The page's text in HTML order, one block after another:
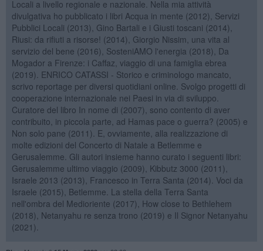
Locali a livello regionale e nazionale. Nella mia attività
divulgativa ho pubblicato i libri Acqua in mente (2012), Servizi
Pubblici Locali (2013), Gino Bartali e i Giusti toscani (2014),
Riusi: da rifiuti a risorse! (2014), Giorgio Nissim, una vita al
servizio del bene (2016), SosteniAMO l'energia (2018), Da
Mogador a Firenze: i Caffaz, viaggio di una famiglia ebrea
(2019). ENRICO CATASSI - Storico e criminologo mancato,
scrivo reportage per diversi quotidiani online. Svolgo progetti di
cooperazione internazionale nei Paesi in via di sviluppo.
Curatore del libro In nome di (2007), sono contento di aver
contribuito, in piccola parte, ad Hamas pace o guerra? (2005) e
Non solo pane (2011). E, ovviamente, alla realizzazione di
molte edizioni del Concerto di Natale a Betlemme e
Gerusalemme. Gli autori insieme hanno curato i seguenti libri:
Gerusalemme ultimo viaggio (2009), Kibbutz 3000 (2011),
Israele 2013 (2013), Francesco in Terra Santa (2014). Voci da
Israele (2015), Betlemme. La stella della Terra Santa
nell'ombra del Medioriente (2017), How close to Bethlehem
(2018), Netanyahu re senza trono (2019) e Il Signor Netanyahu
(2021).